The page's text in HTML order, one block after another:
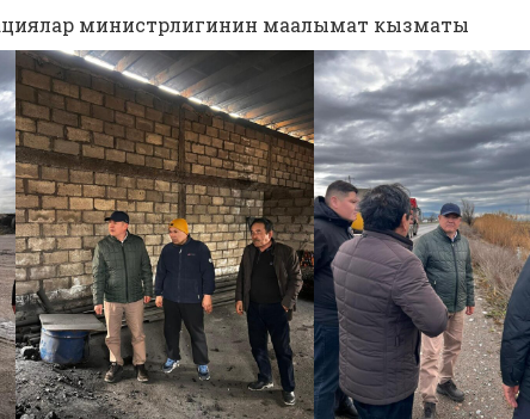
министрлигинин маалымат кызматы